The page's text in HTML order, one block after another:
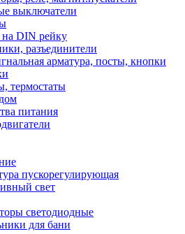
выключатели
на DIN рейку
разъединители
арматура, посты, кнопки
термостаты
питания
пускорегулирующая
свет
светодиодные
для бани